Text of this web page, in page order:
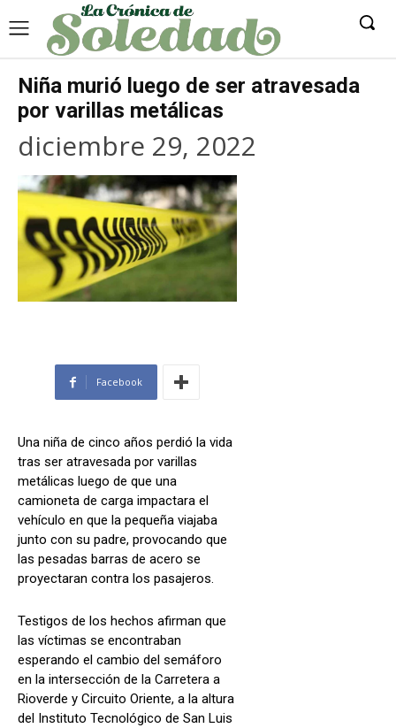
Niña murió luego de ser atravesada
por varillas metálicas
diciembre 29, 2022
Facebook
Una niña de cinco años perdió la vida
tras ser atravesada por varillas
metálicas luego de que una
camioneta de carga impactara el
vehículo en que la pequeña viajaba
junto con su padre, provocando que
las pesadas barras de acero se
proyectaran contra los pasajeros.
Testigos de los hechos afirman que
las víctimas se encontraban
esperando el cambio del semáforo
en la intersección de la Carretera a
Rioverde y Circuito Oriente, a la altura
del Instituto Tecnológico de San Luis